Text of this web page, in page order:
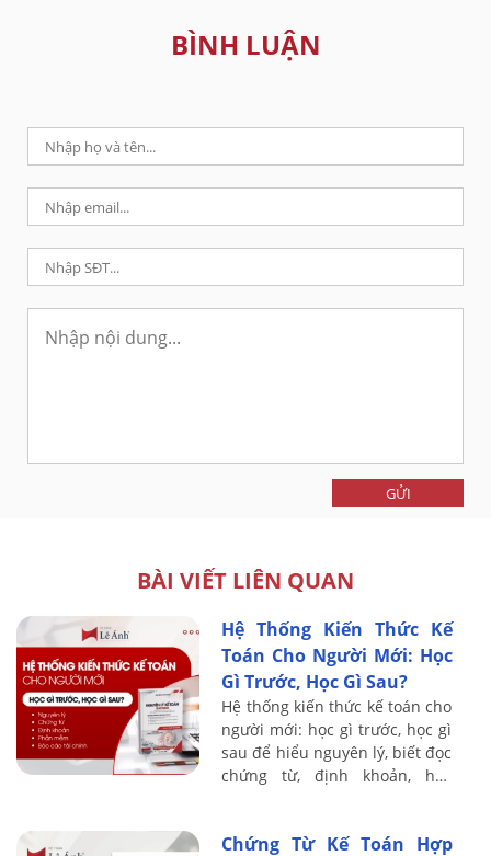
BÌNH LUẬN
GỬI
BÀI VIẾT LIÊN QUAN
Hệ Thống Kiến Thức Kế
Toán Cho Người Mới: Học
Gì Trước, Học Gì Sau?
Hệ thống kiến thức kế toán cho
người mới: học gì trước, học gì
sau để hiểu nguyên lý, biết đọc
chứng từ, định khoản, học
Chứng Từ Kế Toán Hợp